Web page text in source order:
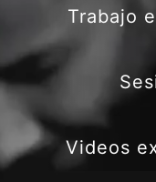
Trabajo
Videos